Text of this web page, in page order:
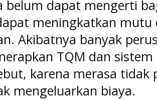
belum dapat mengerti
meningkatkan
Akibatnya banyak
TQM dan
karena merasa
mengeluarkan biaya.